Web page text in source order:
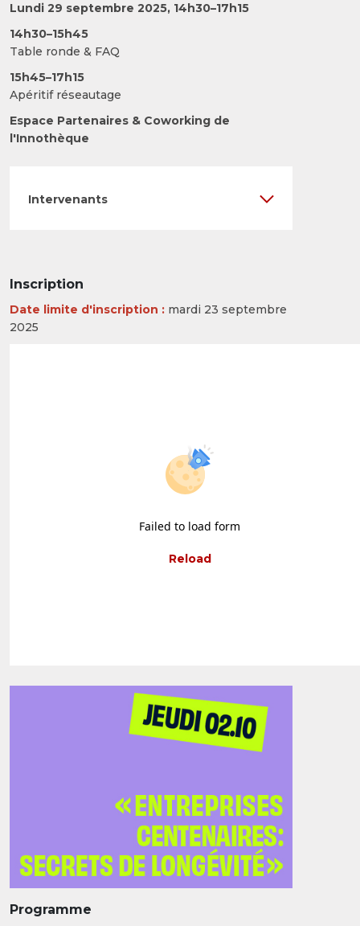
Lundi 29 septembre 2025, 14h30–17h15
14h30–15h45
Table ronde & FAQ
15h45–17h15
Apéritif réseautage
Espace Partenaires & Coworking de
l'Innothèque
Intervenants
Inscription
Date limite d'inscription : mardi 23 septembre
2025
Failed to load form
Reload
Programme